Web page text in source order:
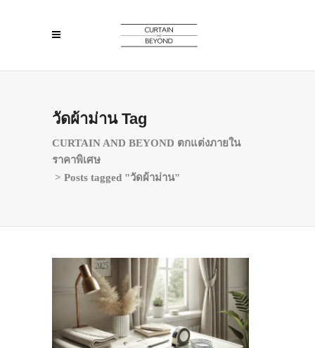
วัดผ้าม่าน Tag
CURTAIN AND BEYOND ตกแต่งภายใน
ราคาพิเศษ
> Posts tagged "วัดผ้าม่าน"